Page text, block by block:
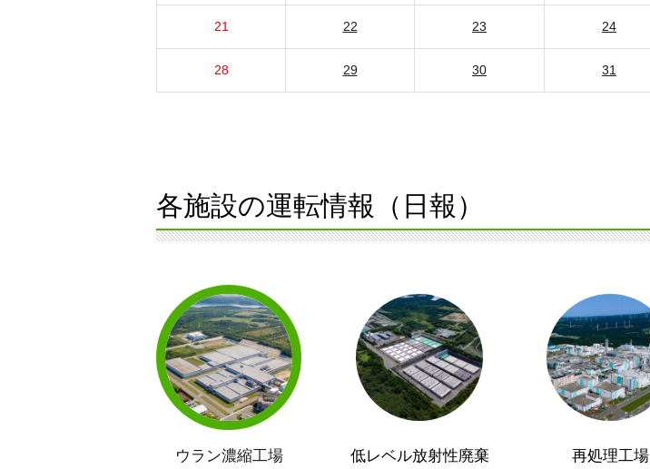
21 22 23 24
28 29 30 31
各施設の運転情報（日報）
ウラン濃縮工場 低レベル放射性廃棄 再処理工場